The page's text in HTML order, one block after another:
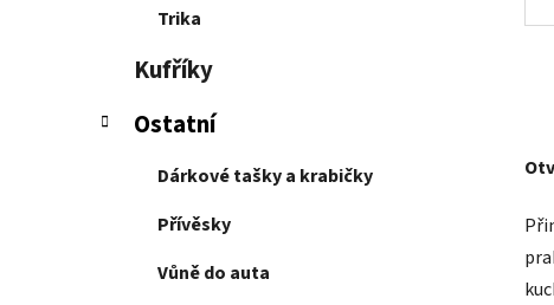
Trika
Kufříky
Ostatní
Dárkové tašky a krabičky
Přívěsky
Vůně do auta